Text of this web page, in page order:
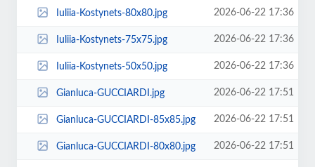
Iuliia-Kostynets-80x80.jpg 2026-06-22 17:36
Iuliia-Kostynets-75x75.jpg 2026-06-22 17:36
Iuliia-Kostynets-50x50.jpg 2026-06-22 17:36
Gianluca-GUCCIARDI.jpg 2026-06-22 17:51
Gianluca-GUCCIARDI-85x85.jpg 2026-06-22 17:51
Gianluca-GUCCIARDI-80x80.jpg 2026-06-22 17:51